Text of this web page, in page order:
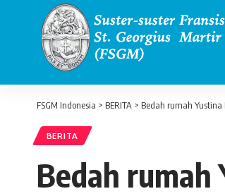
FSGM Indonesia > BERITA > Bedah rumah
BERITA
Bedah rumah